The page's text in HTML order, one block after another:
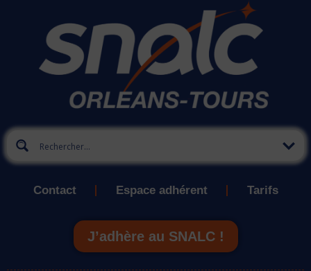
Contact Espace adhérent Tarifs
J’adhère au SNALC !